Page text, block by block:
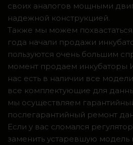
своих аналогов мощными
надежной конструкцией.
Также мы можем
года начали продажи
пользуются очень большим
момент продаем инкубаторы
нас есть в наличии все
все комплектующие для
мы осуществляем
послегарантийный ремонт
Если у вас сломался
заменить устаревшую